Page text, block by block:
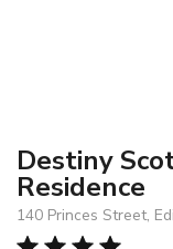
Destiny
Residence
140 Princes Street,